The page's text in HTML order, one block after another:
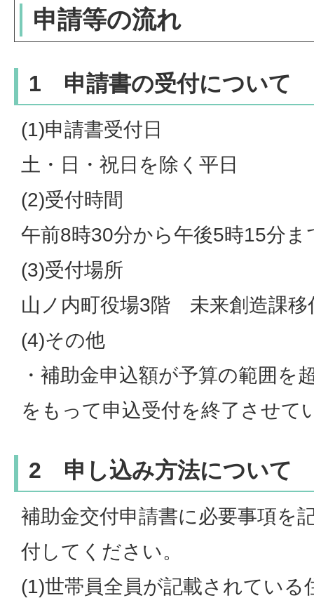
申請等の流れ
1 申請書の受付について
(1)申請書受付日
土・日・祝日を除く平日
(2)受付時間
午前8時30分から午後5時15分ま
(3)受付場所
山ノ内町役場3階 未来創造課移
(4)その他
・補助金申込額が予算の範囲を
をもって申込受付を終了させて
2 申し込み方法について
補助金交付申請書に必要事項を
付してください。
(1)世帯員全員が記載されている